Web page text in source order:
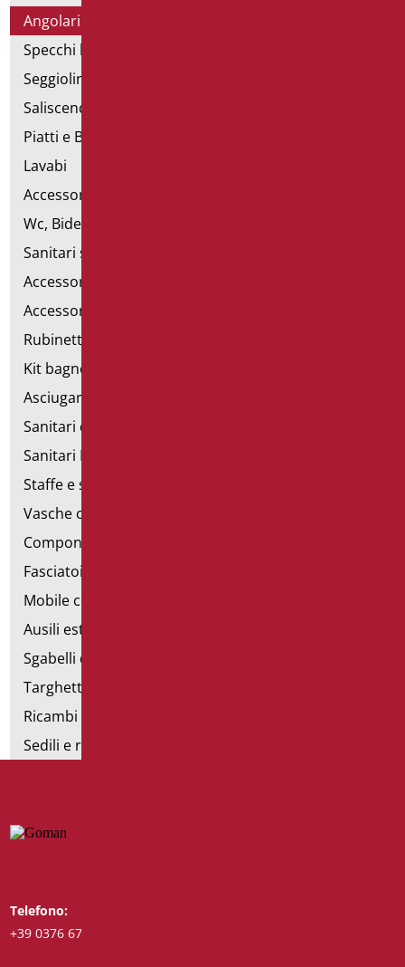
Angolari doccia e vasca
Specchi bagno
Seggiolini vasca e doccia
Saliscendi doccia di sostegno
Piatti e Box Doccia
Lavabi
Accessori per Lavabo
Wc, Bidet e pareti attrezzate
Sanitari speciali
Accessori per WC
Accessori bagno
Rubinetteria
Kit bagno a norma
Asciugamani elettrici
Sanitari d'emergenza
Sanitari Inox
Staffe e sostegni per cartongesso
Vasche con sportello
Componibili corrimano
Fasciatoi
Mobile con poltrona
Ausili estraibili
Sgabelli doccia
Targhette bagno
Ricambi e minuteria
Sedili e rialzi WC
Telefono:
+39 0376 671780